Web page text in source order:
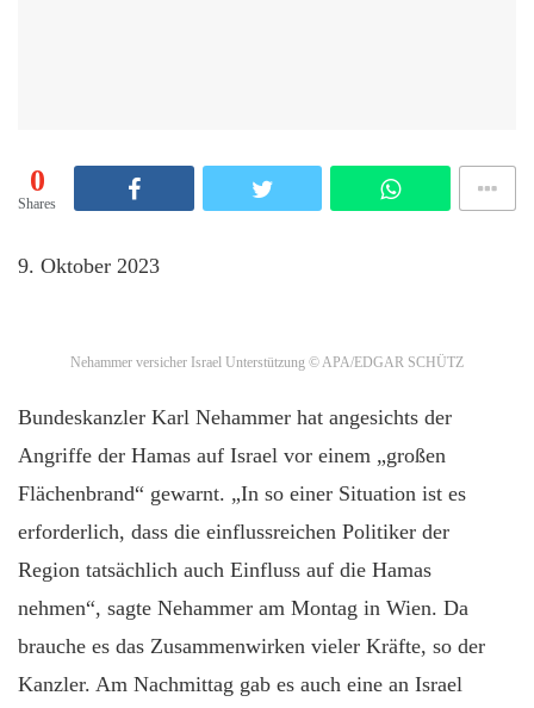
0
Shares
9. Oktober 2023
Nehammer versicher Israel Unterstützung© APA/EDGAR SCHÜTZ
Bundeskanzler Karl Nehammer hat angesichts der
Angriffe der Hamas auf Israel vor einem „großen
Flächenbrand“ gewarnt. „In so einer Situation ist es
erforderlich, dass die einflussreichen Politiker der
Region tatsächlich auch Einfluss auf die Hamas
nehmen“, sagte Nehammer am Montag in Wien. Da
brauche es das Zusammenwirken vieler Kräfte, so der
Kanzler. Am Nachmittag gab es auch eine an Israel